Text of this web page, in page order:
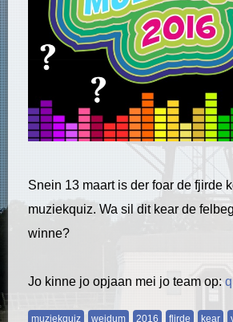
Snein 13 maart is der foar de fjirde
muziekquiz. Wa sil dit kear de
winne?
Jo kinne jo opjaan mei jo team op:
muziekquiz weidum 2016 flirde kear